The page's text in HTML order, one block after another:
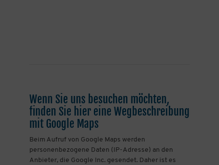
Wenn Sie uns besuchen möchten,
finden Sie hier eine Wegbeschreibung
mit Google Maps
Beim Aufruf von Google Maps werden
personenbezogene Daten (IP-Adresse) an den
Anbieter, die Google Inc. gesendet. Daher ist es